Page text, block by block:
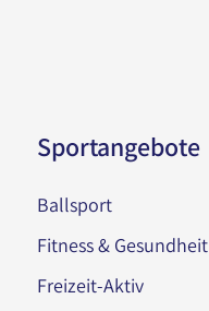
Sportangebote
Ballsport
Fitness & Gesundheit
Freizeit-Aktiv